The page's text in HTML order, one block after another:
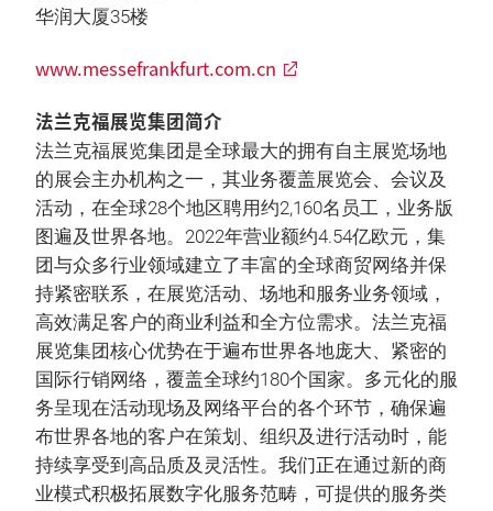
华润大厦35楼
www.messefrankfurt.com.cn
法兰克福展览集团简介
法兰克福展览集团是全球最大的拥有自主展览场地
的展会主办机构之一，其业务覆盖展览会、会议及
活动，在全球28个地区聘用约2,160名员工，业务版
图遍及世界各地。2022年营业额约4.54亿欧元，集
团与众多行业领域建立了丰富的全球商贸网络并保
持紧密联系，在展览活动、场地和服务业务领域，
高效满足客户的商业利益和全方位需求。法兰克福
展览集团核心优势在于遍布世界各地庞大、紧密的
国际行销网络，覆盖全球约180个国家。多元化的服
务呈现在活动现场及网络平台的各个环节，确保遍
布世界各地的客户在策划、组织及进行活动时，能
持续享受到高品质及灵活性。我们正在通过新的商
业模式积极拓展数字化服务范畴，可提供的服务类